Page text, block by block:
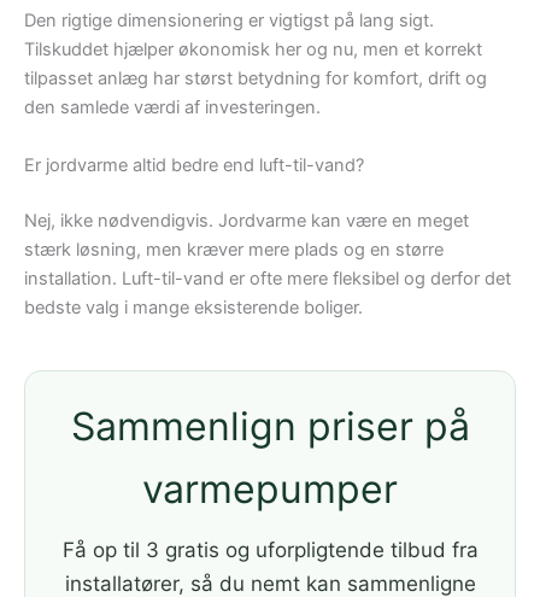
Den rigtige dimensionering er vigtigst på lang sigt.
Tilskuddet hjælper økonomisk her og nu, men et korrekt
tilpasset anlæg har størst betydning for komfort, drift og
den samlede værdi af investeringen.
Er jordvarme altid bedre end luft-til-vand?
Nej, ikke nødvendigvis. Jordvarme kan være en meget
stærk løsning, men kræver mere plads og en større
installation. Luft-til-vand er ofte mere fleksibel og derfor det
bedste valg i mange eksisterende boliger.
Sammenlign priser på
varmepumper
Få op til 3 gratis og uforpligtende tilbud fra
installatører, så du nemt kan sammenligne